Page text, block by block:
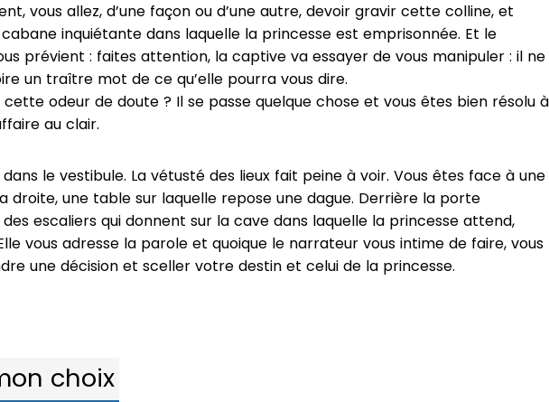
vous allez, d’une façon ou d’une autre, devoir gravir cette colline, et
inquiétante dans laquelle la princesse est emprisonnée. Et le
prévient : faites attention, la captive va essayer de vous manipuler : il ne
un traître mot de ce qu’elle pourra vous dire.
cette odeur de doute ? Il se passe quelque chose et vous êtes bien résolu à
au clair.
le vestibule. La vétusté des lieux fait peine à voir. Vous êtes face à une
droite, une table sur laquelle repose une dague. Derrière la porte
escaliers qui donnent sur la cave dans laquelle la princesse attend,
vous adresse la parole et quoique le narrateur vous intime de faire, vous
une décision et sceller votre destin et celui de la princesse.
choix